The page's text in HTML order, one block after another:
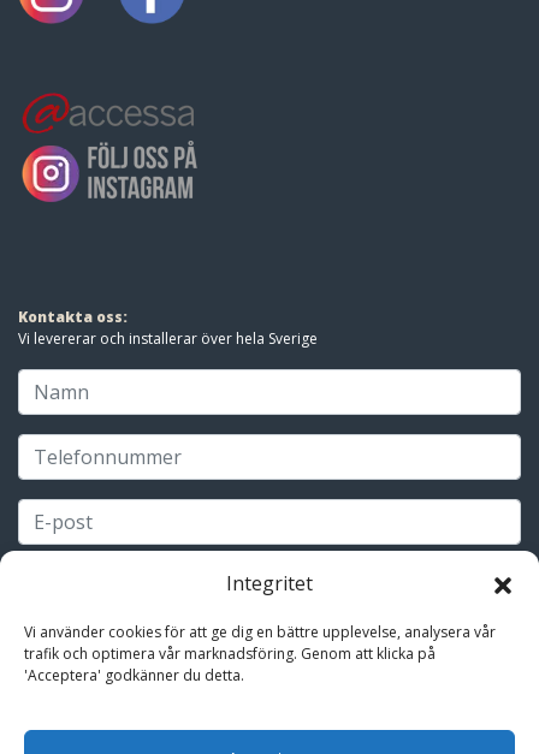
Integritet
Vi använder cookies för att ge dig en bättre upplevelse, analysera vår
trafik och optimera vår marknadsföring. Genom att klicka på
'Acceptera' godkänner du detta.
Kontakta oss:
Vi levererar och installerar över hela Sverige